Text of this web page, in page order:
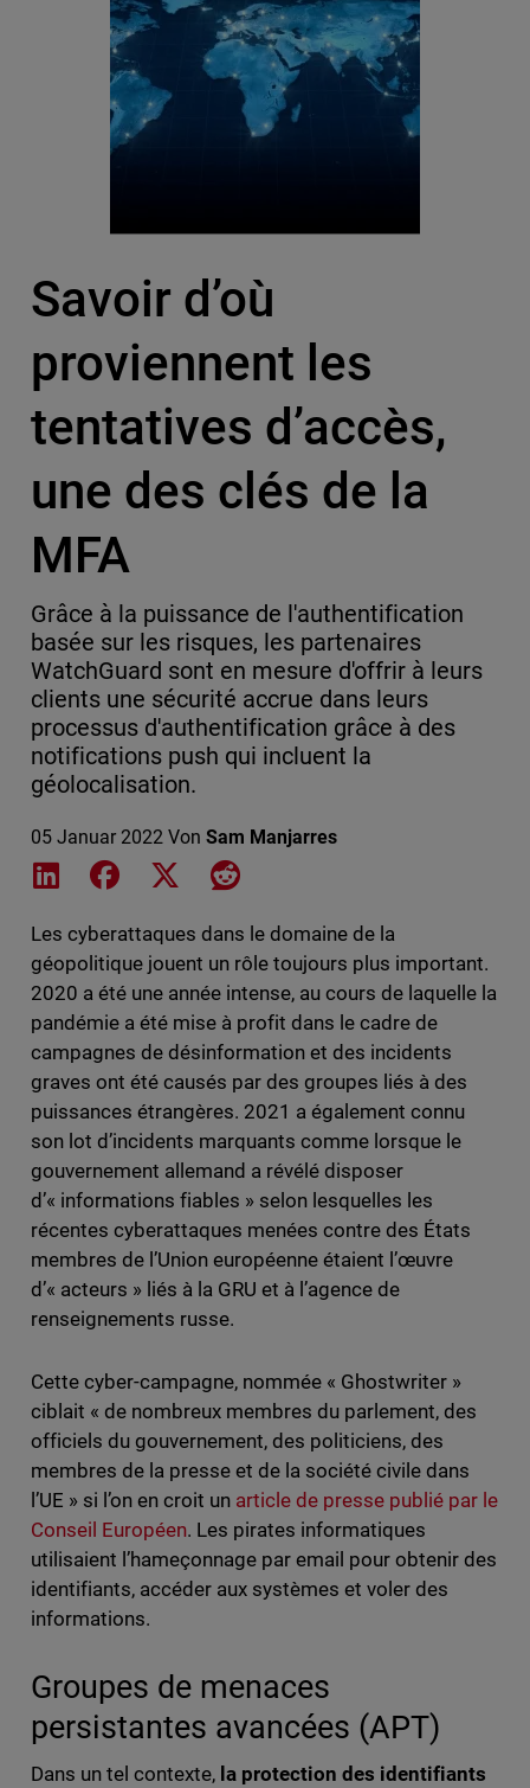
Savoir d’où
proviennent les
tentatives d’accès,
une des clés de la
MFA
Grâce à la puissance de l'authentification
basée sur les risques, les partenaires
WatchGuard sont en mesure d'offrir à leurs
clients une sécurité accrue dans leurs
processus d'authentification grâce à des
notifications push qui incluent la
géolocalisation.
05 Januar 2022 Von Sam Manjarres
Share on LinkedIn
Share on Facebook
Share on XShare on Reddit
Les cyberattaques dans le domaine de la
géopolitique jouent un rôle toujours plus important.
2020 a été une année intense, au cours de laquelle la
pandémie a été mise à profit dans le cadre de
campagnes de désinformation et des incidents
graves ont été causés par des groupes liés à des
puissances étrangères. 2021 a également connu
son lot d’incidents marquants comme lorsque le
gouvernement allemand a révélé disposer
d’« informations fiables » selon lesquelles les
récentes cyberattaques menées contre des États
membres de l’Union européenne étaient l’œuvre
d’« acteurs » liés à la GRU et à l’agence de
renseignements russe.
Cette cyber-campagne, nommée « Ghostwriter »
ciblait « de nombreux membres du parlement, des
officiels du gouvernement, des politiciens, des
membres de la presse et de la société civile dans
l’UE » si l’on en croit un article de presse publié par le
Conseil Européen. Les pirates informatiques
utilisaient l’hameçonnage par email pour obtenir des
identifiants, accéder aux systèmes et voler des
informations.
Groupes de menaces
persistantes avancées (APT)
Dans un tel contexte, la protection des identifiants